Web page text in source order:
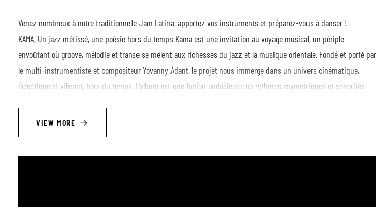
Venez nombreux à notre traditionnelle Jam Latina, apportez vos instruments et préparez-vous à danser !
KAMA, Un jazz métissé, une poésie hors du temps Kama est une invitation au voyage musical, un périple
envoûtant où groove, mélodie et transe se mêlent aux richesses du jazz et la musique orientale. Fondé et porté par
le multi-instrumentiste et compositeur Yovanny Adant, le projet nous immerge dans un univers cinématique,
éclectique et vibrant, hors du temps. L’album est une fusion audacieuse où rythmes asymétriques et sonorités
VIEW MORE